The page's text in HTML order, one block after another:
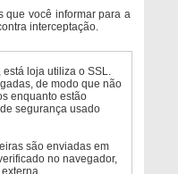
que você informar para a
interceptação.
loja utiliza o SSL.
de modo que não
enquanto estão
segurança usado
são enviadas em
no navegador,